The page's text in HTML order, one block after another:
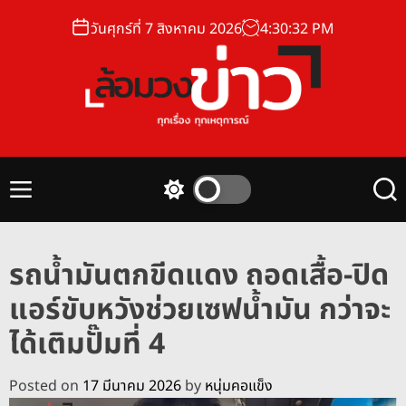
วันศุกร์ที่ 7 สิงหาคม 2026 4:30:33 PM
อ
า
ว
M
c
h
c
o
l
o
r
m
S
c
h
รถน้ำมันตกขีดแดง ถอดเสื้อ-ปิด
แอร์ขับหวังช่วยเซฟน้ำมัน กว่าจะ
ได้เติมปั๊มที่ 4
Posted on 17 มีนาคม 2026 by หนุ่มคอแข็ง